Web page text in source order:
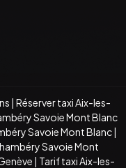
| Réserver taxi Aix-les-
Savoie Mont Blanc
Savoie Mont Blanc|
Savoie Mont
| Tarif taxi Aix-les-